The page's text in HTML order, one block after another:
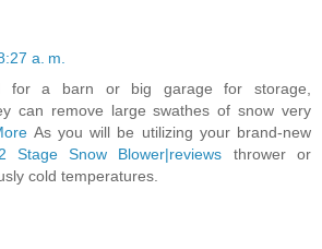
a. m.
for a barn or big garage for storage,
can remove large swathes of snow very
As you will be utilizing your brand-new
Stage Snow Blower|reviews thrower or
cold temperatures.